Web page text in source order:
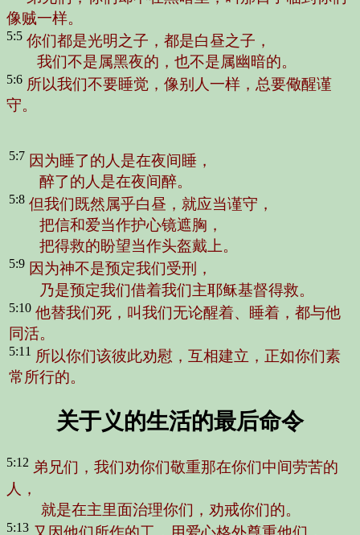
像贼一样。
5:5 你们都是光明之子，都是白昼之子，
我们不是属黑夜的，也不是属幽暗的。
5:6 所以我们不要睡觉，像别人一样，总要儆醒谨
守。
5:7 因为睡了的人是在夜间睡，
醉了的人是在夜间醉。
5:8 但我们既然属乎白昼，就应当谨守，
把信和爱当作护心镜遮胸，
把得救的盼望当作头盔戴上。
5:9 因为神不是预定我们受刑，
乃是预定我们借着我们主耶稣基督得救。
5:10 他替我们死，叫我们无论醒着、睡着，都与他
同活。
5:11 所以你们该彼此劝慰，互相建立，正如你们素
常所行的。
关于义的生活的最后命令
5:12 弟兄们，我们劝你们敬重那在你们中间劳苦的
人，
就是在主里面治理你们，劝戒你们的。
5:13